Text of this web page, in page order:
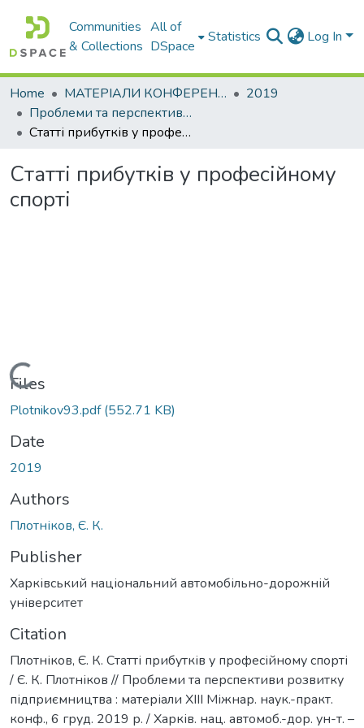
Communities
& Collections
All of
DSpace
Statistics Log In
Home МАТЕРІАЛИ КОНФЕРЕНЦІЙ
2019
Проблеми та перспективи розвитку підприємництва
Статті прибутків у професійному спорті
Статті прибутків у професійному
спорті
Loading...
Files
Plotnikov93.pdf(552.71 KB)
Date
2019
Authors
Плотніков, Є. К.
Publisher
Харківський національний автомобільно-дорожній
університет
Citation
Плотніков, Є. К. Статті прибутків у професійному спорті
/ Є. К. Плотніков // Проблеми та перспективи розвитку
підприємництва : матеріали XIII Міжнар. наук.-практ.
конф., 6 груд. 2019 р. / Харків. нац. автомоб.-дор. ун-т. –